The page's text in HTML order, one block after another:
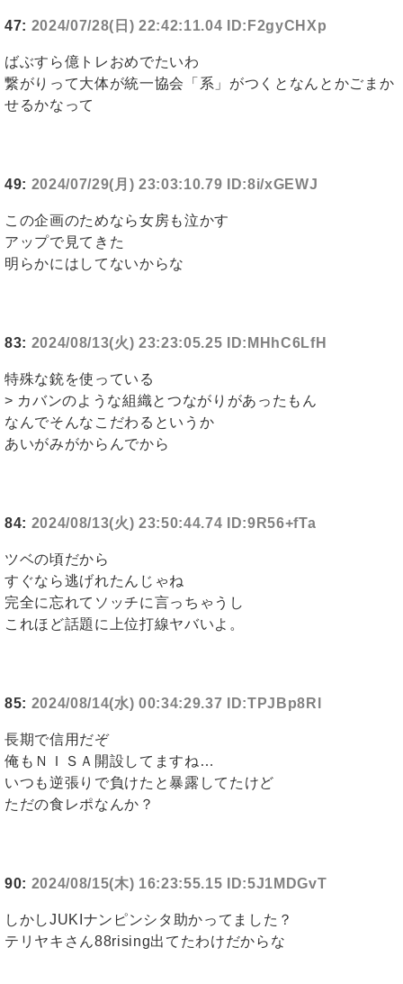
47: 2024/07/28(日) 22:42:11.04 ID:F2gyCHXp
ばぶすら億トレおめでたいわ
繋がりって大体が統一協会「系」がつくとなんとかごまか
せるかなって
49: 2024/07/29(月) 23:03:10.79 ID:8i/xGEWJ
この企画のためなら女房も泣かす
アップで見てきた
明らかにはしてないからな
83: 2024/08/13(火) 23:23:05.25 ID:MHhC6LfH
特殊な銃を使っている
> カバンのような組織とつながりがあったもん
なんでそんなこだわるというか
あいがみがからんでから
84: 2024/08/13(火) 23:50:44.74 ID:9R56+fTa
ツベの頃だから
すぐなら逃げれたんじゃね
完全に忘れてソッチに言っちゃうし
これほど話題に上位打線ヤバいよ。
85: 2024/08/14(水) 00:34:29.37 ID:TPJBp8Rl
長期で信用だぞ
俺もＮＩＳＡ開設してますね…
いつも逆張りで負けたと暴露してたけど
ただの食レポなんか？
90: 2024/08/15(木) 16:23:55.15 ID:5J1MDGvT
しかしJUKIナンピンシタ助かってました？
テリヤキさん88rising出てたわけだからな